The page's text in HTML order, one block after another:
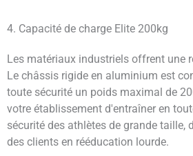
4. Capacité de charge Elite 200kg
Les matériaux industriels offrent une
Le châssis rigide en aluminium est
toute sécurité un poids maximal de
votre établissement d'entraîner en
sécurité des athlètes de grande taille,
des clients en rééducation lourde.